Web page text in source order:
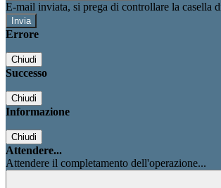
E-mail inviata, si prega di controllare la casella
Errore
Chiudi
Successo
Chiudi
Informazione
Chiudi
Attendere...
Attendere il completamento dell'operazione...